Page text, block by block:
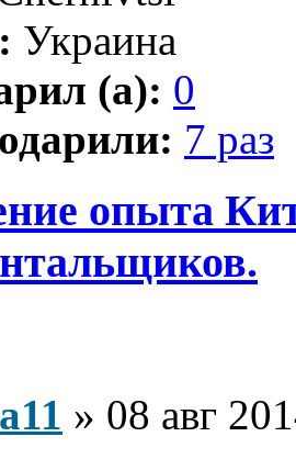
Украина
(а): 0
7 раз
опыта
» 08 авг